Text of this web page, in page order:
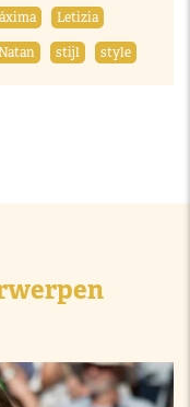
Letizia
stijl style